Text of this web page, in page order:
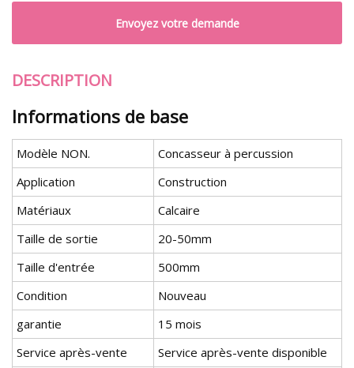
Envoyez votre demande
DESCRIPTION
Informations de base
Modèle NON.
Concasseur à percussion
Application
Construction
Matériaux
Calcaire
Taille de sortie
20-50mm
Taille d'entrée
500mm
Condition
Nouveau
garantie
15 mois
Service après-vente
Service après-vente disponible